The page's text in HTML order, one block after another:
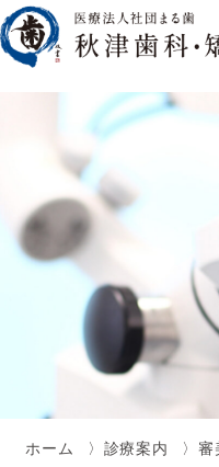
ホーム 診療案内
審